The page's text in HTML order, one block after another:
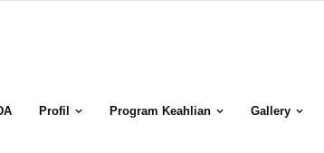
Profil Program Keahlian Gallery